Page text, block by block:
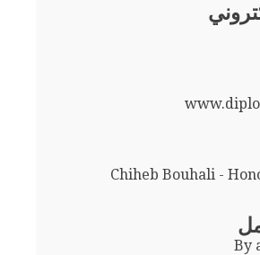
Chiheb Bouhali -
By